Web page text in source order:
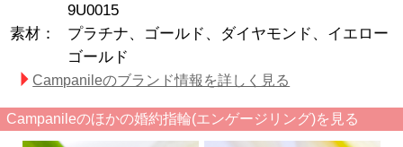
9U0015
素材：
プラチナ、ゴールド、ダイヤモンド、イエロー
ゴールド
Campanileのブランド情報を詳しく見る
Campanileのほかの婚約指輪(エンゲージリング)を見る